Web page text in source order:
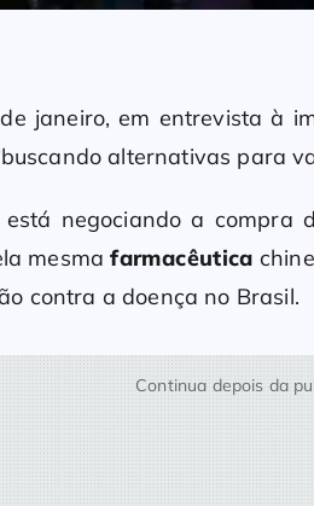
janeiro, em entrevista à
alternativas para
está negociando a
mesmafarmacêutica
contra a doença no Brasil.
Continua depois da